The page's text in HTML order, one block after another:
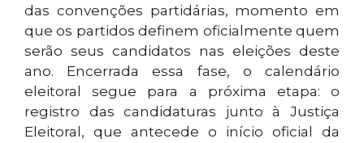
das convenções partidárias, momento em
que os partidos definem oficialmente quem
serão seus candidatos nas eleições deste
ano. Encerrada essa fase, o calendário
eleitoral segue para a próxima etapa: o
registro das candidaturas junto à Justiça
Eleitoral, que antecede o início oficial da